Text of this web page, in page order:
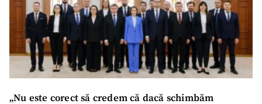
„Nu este corect să credem că dacă schimbăm